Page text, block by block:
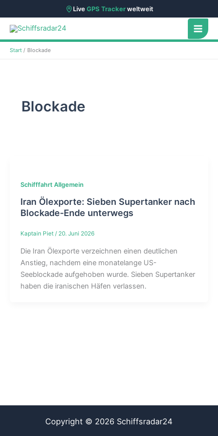
LiveGPS Trackerweltweit
Zum
Inhalt
springen
Start Blockade
Blockade
Schifffahrt Allgemein
Iran Ölexporte: Sieben Supertanker nach
Blockade-Ende unterwegs
Kaptain Piet / 20. Juni 2026
Die Iran Ölexporte verzeichnen einen deutlichen
Anstieg, nachdem eine monatelange US-
Seeblockade aufgehoben wurde. Sieben Supertanker
haben die iranischen Häfen verlassen.
Copyright © 2026 Schiffsradar24